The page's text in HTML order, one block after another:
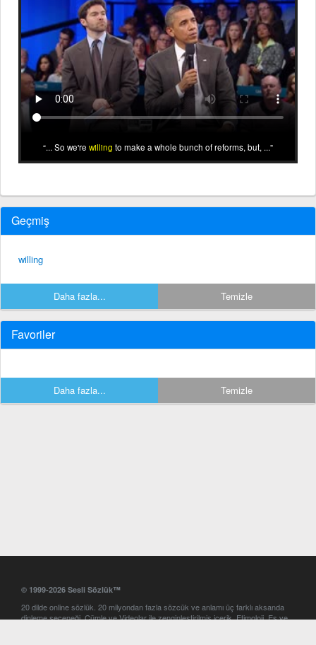
... So we're willing to make a whole bunch of reforms, but, ...
Geçmiş
willing
Daha fazla... Temizle
Favoriler
Daha fazla... Temizle
© 1999-2026 Sesli Sözlük™
20 dilde online sözlük. 20 milyondan fazla sözcük ve anlamı üç farklı aksanda
dinleme seçeneği. Cümle ve Videolar ile zenginleştirilmiş içerik. Etimoloji, Eş ve